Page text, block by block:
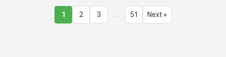
Jak informuje nasz ekspert Mariusz
Staniek, skuteczna desykacja rzepaku
przed zbiorem oraz wcześniejsza
1 2 3 51 Next »